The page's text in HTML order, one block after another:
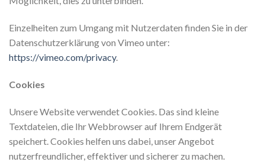
Einzelheiten zum Umgang mit Nutzerdaten finden Sie in der
Datenschutzerklärung von Vimeo unter:
https://vimeo.com/privacy.
Cookies
Unsere Website verwendet Cookies. Das sind kleine
Textdateien, die Ihr Webbrowser auf Ihrem Endgerät
speichert. Cookies helfen uns dabei, unser Angebot
nutzerfreundlicher, effektiver und sicherer zu machen.